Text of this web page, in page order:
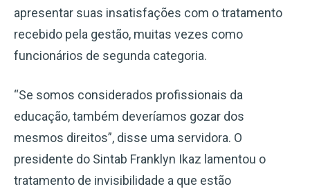
apresentar suas insatisfações com o tratamento
recebido pela gestão, muitas vezes como
funcionários de segunda categoria.
“Se somos considerados profissionais da
educação, também deveríamos gozar dos
mesmos direitos”, disse uma servidora. O
presidente do Sintab Franklyn Ikaz lamentou o
tratamento de invisibilidade a que estão